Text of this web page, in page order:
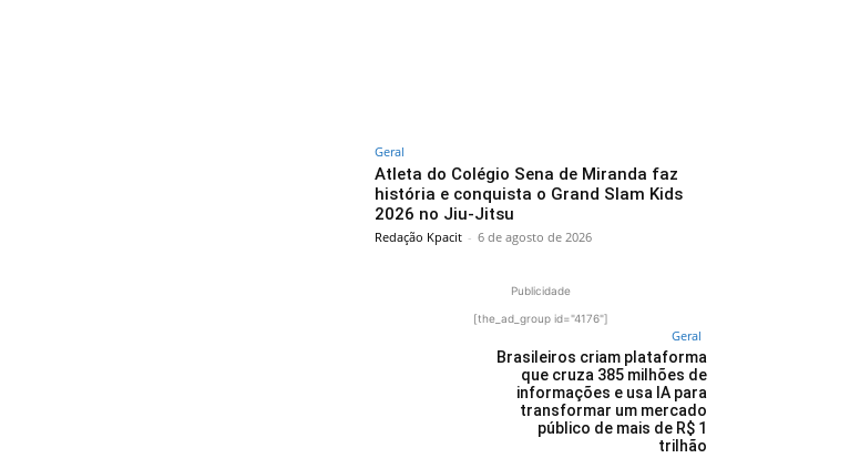
Geral
Atleta do Colégio Sena de Miranda faz
história e conquista o Grand Slam Kids
2026 no Jiu-Jitsu
Redação Kpacit - 6 de agosto de 2026
Publicidade
[the_ad_group id="4176"]
Geral
Brasileiros criam plataforma
que cruza 385 milhões de
informações e usa IA para
transformar um mercado
público de mais de R$ 1
trilhão